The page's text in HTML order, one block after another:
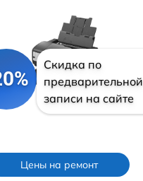
Скидка по
предварительной
записи на сайте
Цены на ремонт